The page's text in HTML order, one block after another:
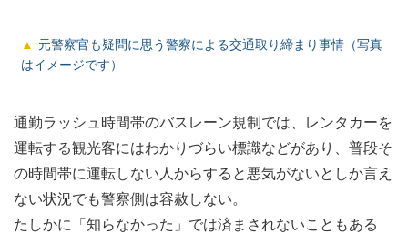
元警察官も疑問に思う警察による交通取り締まり事情（写真
はイメージです）
通勤ラッシュ時間帯のバスレーン規制では、レンタカーを
運転する観光客にはわかりづらい標識などがあり、普段そ
の時間帯に運転しない人からすると悪気がないとしか言え
ない状況でも警察側は容赦しない。
たしかに「知らなかった」では済まされないこともある